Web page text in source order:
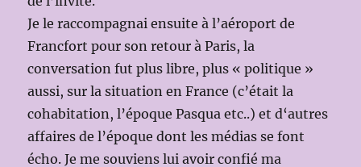
Je le raccompagnai ensuite à l’aéroport de
Francfort pour son retour à Paris, la
conversation fut plus libre, plus « politique »
aussi, sur la situation en France (c’était la
cohabitation, l’époque Pasqua etc..) et d‘autres
affaires de l’époque dont les médias se font
écho. Je me souviens lui avoir confié ma